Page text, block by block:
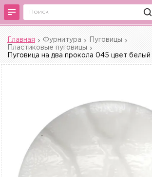
Главная Фурнитура
Пуговицы
Пластиковые пуговицы
Пуговица на два прокола 045 цвет белый